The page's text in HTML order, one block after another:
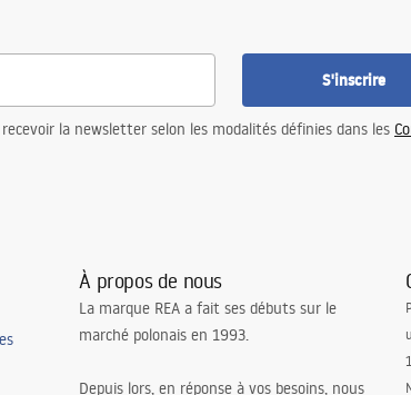
S'inscrire
la newsletter selon les modalités définies dans les
À propos de nous
La marque REA a fait ses débuts sur le
marché polonais en 1993.
Depuis lors, en réponse à vos besoins, nous